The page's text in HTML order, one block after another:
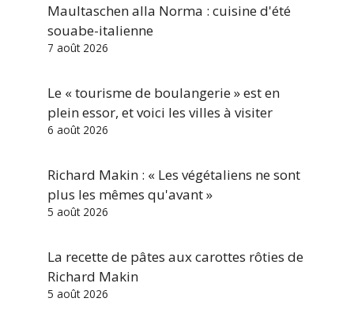
Maultaschen alla Norma : cuisine d'été
souabe-italienne
7 août 2026
Le « tourisme de boulangerie » est en
plein essor, et voici les villes à visiter
6 août 2026
Richard Makin : « Les végétaliens ne sont
plus les mêmes qu'avant »
5 août 2026
La recette de pâtes aux carottes rôties de
Richard Makin
5 août 2026